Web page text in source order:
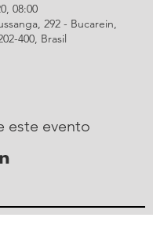
08:00
292 - Bucarein,
400, Brasil
este evento